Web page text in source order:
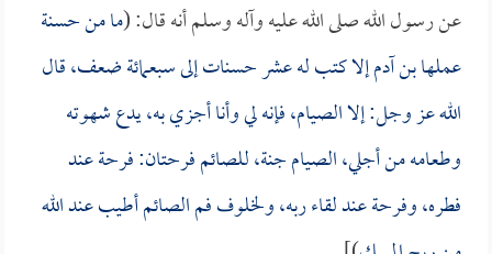
عن رسول الله صلى الله عليه وآله وسلم أنه قال: (ما من حسنة
عملها بن آدم إلا كتب له عشر حسنات إلى سبعمائة ضعف، قال
الله عز وجل: إلا الصيام، فإنه لي وأنا أجزي به، يدع شهوته
وطعامه من أجلي، الصيام جنة، للصائم فرحتان: فرحة عند
فطره، وفرحة عند لقاء ربه، ولخلوف فم الصائم أطيب عند الله